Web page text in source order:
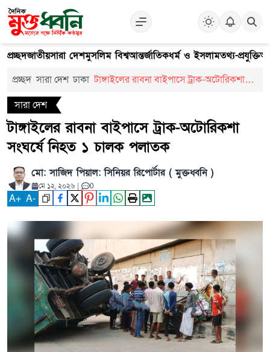
প্রচ্ছদজাতীয়সারা দেশমুসলিম বিশ্বআন্তর্জাতিকধর্ম ও ইসলামতথ্য-প্রযুক্তি
প্রচ্ছদ সারা দেশ ঢাকা টাঙ্গাইলের রাবনা বাইপাসে ট্রাক-অটোরিকশা
সারা দেশ
টাঙ্গাইলের রাবনা বাইপাসে ট্রাক-অটোরিকশা
সংঘর্ষে নিহত ১ চালক পলাতক
মো: সাজিদ পিয়াল: সিনিয়র রিপোর্টার ( মুক্তধ্বনি )
মে ১২, ২০২৬ | 0
A+ A-